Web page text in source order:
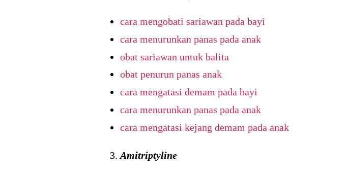
cara mengobati sariawan pada bayi
cara menurunkan panas pada anak
obat sariawan untuk balita
obat penurun panas anak
cara mengatasi demam pada bayi
cara menurunkan panas pada anak
cara mengatasi kejang demam pada anak
Amitriptyline